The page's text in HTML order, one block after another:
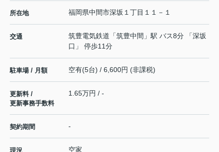
所在地 福岡県中間市深坂 １丁目１１－１
交通 筑豊電気鉄道 「筑豊中間 」駅 バス8分 「深坂
口」 停歩11分
駐車場 / 月額 空有(5台) / 6,600円 (非課税)
更新料 /
更新事務手数料
1.65万円 / -
契約期間 -
現況 空家